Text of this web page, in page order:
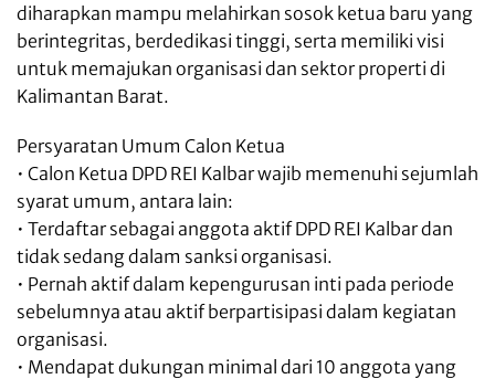
diharapkan mampu melahirkan sosok ketua baru yang
berintegritas, berdedikasi tinggi, serta memiliki visi
untuk memajukan organisasi dan sektor properti di
Kalimantan Barat.
Persyaratan Umum Calon Ketua
• Calon Ketua DPD REI Kalbar wajib memenuhi sejumlah
syarat umum, antara lain:
• Terdaftar sebagai anggota aktif DPD REI Kalbar dan
tidak sedang dalam sanksi organisasi.
• Pernah aktif dalam kepengurusan inti pada periode
sebelumnya atau aktif berpartisipasi dalam kegiatan
organisasi.
• Mendapat dukungan minimal dari 10 anggota yang